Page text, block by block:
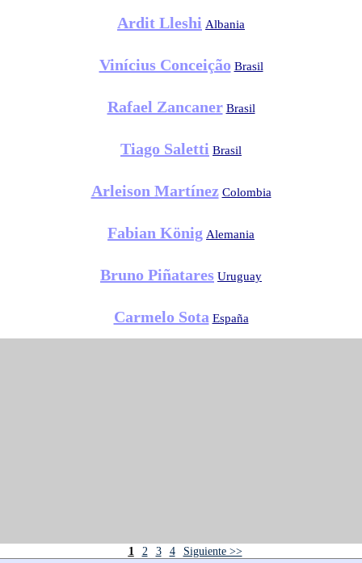
Ardit Lleshi Albania
Vinícius Conceição Brasil
Rafael Zancaner Brasil
Tiago Saletti Brasil
Arleison Martínez Colombia
Fabian König Alemania
Bruno Piñatares Uruguay
Carmelo Sota España
1 2 3 4 Siguiente >>